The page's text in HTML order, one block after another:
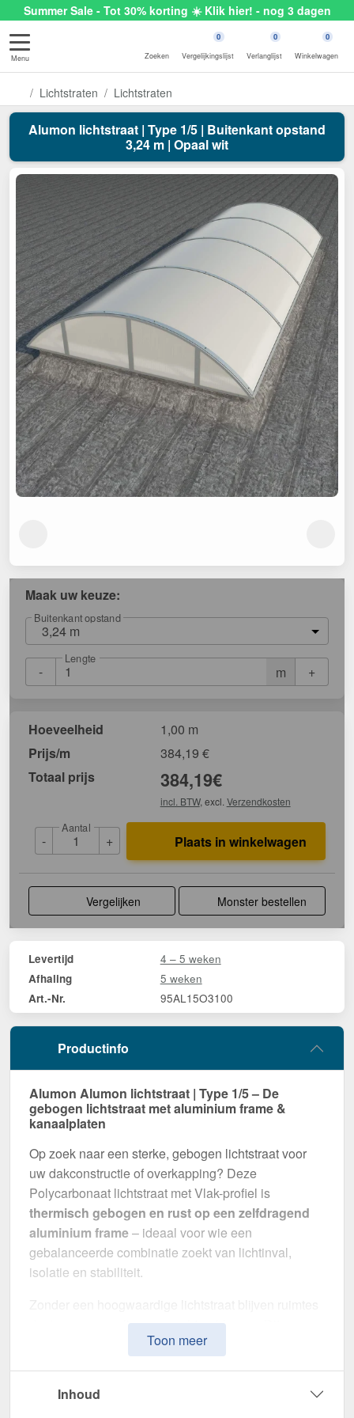
Summer Sale - Tot 30% korting ☀️ Klik hier! - nog 3 dagen
Menu Zoeken
0
Vergelijkingslijst
0
Verlanglijst
0
Winkelwagen
Lichtstraten Lichtstraten
Alumon lichtstraat | Type 1/5 | Buitenkant opstand
3,24 m | Opaal wit
Maak uw keuze:
Buitenkant opstand
3,24 m
- m
Lengte
+
Hoeveelheid
1,00 m
Prijs/m
384,19 €
Totaal prijs
384,19€
incl. BTW, excl. Verzendkosten
-
Aantal
+ Plaats in winkelwagen
Vergelijken Monster bestellen
Levertijd 4 – 5 weken
Afhaling 5 weken
Art.-Nr. 95AL15O3100
Productinfo
Alumon Alumon lichtstraat | Type 1/5 – De
gebogen lichtstraat met aluminium frame &
kanaalplaten
Op zoek naar een sterke, gebogen lichtstraat voor
uw dakconstructie of overkapping? Deze
Polycarbonaat lichtstraat met Vlak-profiel is
thermisch gebogen en rust op een zelfdragend
aluminium frame– ideaal voor wie een
gebalanceerde combinatie zoekt van lichtinval,
isolatie en stabiliteit.
donker en gevoelig voor vochtproblemen. Dit
systeem is speciaal ontwikkeld om
perfect voor zowel kleine als grote projecten.
Toon meer
Inhoud